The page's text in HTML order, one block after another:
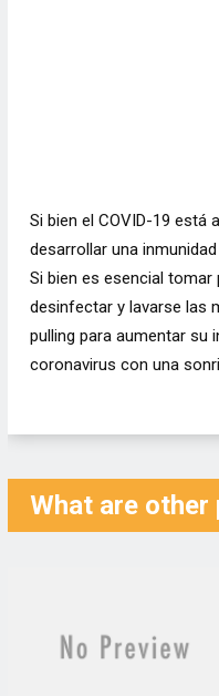
Si bien el COVID-19 está
desarrollar una
Si bien es esencial
desinfectar y lavarse las
pulling para aumentar su
coronavirus con una
What are other